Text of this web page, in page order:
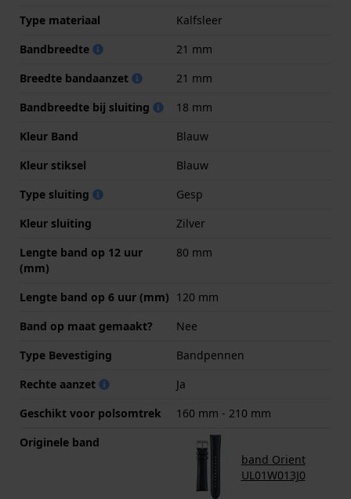
Type materiaal
Kalfsleer
Bandbreedte
21 mm
Breedte bandaanzet
21 mm
Bandbreedte bij sluiting
18 mm
Kleur Band
Blauw
Kleur stiksel
Blauw
Type sluiting
Gesp
Kleur sluiting
Zilver
Lengte band op 12 uur
(mm)
80 mm
Lengte band op 6 uur (mm) 120 mm
Band op maat gemaakt?
Nee
Type Bevestiging
Bandpennen
Rechte aanzet
Ja
Geschikt voor polsomtrek
160 mm - 210 mm
Originele band
band Orient
UL01W013J0